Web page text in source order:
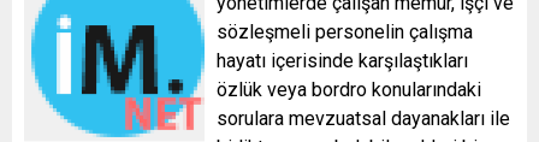
sözleşmeli personelin çalışma
hayatı içerisinde karşılaştıkları
özlük veya bordro konularındaki
sorulara mevzuatsal dayanakları ile